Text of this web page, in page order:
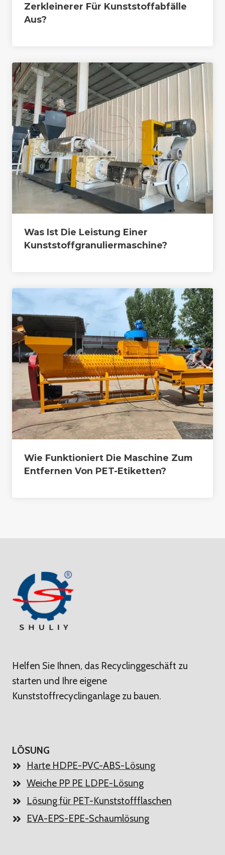
Zerkleinerer Für Kunststoffabfälle
Aus?
Was Ist Die Leistung Einer
Kunststoffgranuliermaschine?
Wie Funktioniert Die Maschine Zum
Entfernen Von PET-Etiketten?
Helfen Sie Ihnen, das Recyclinggeschäft zu
starten und Ihre eigene
Kunststoffrecyclinganlage zu bauen.
LÖSUNG
Harte HDPE-PVC-ABS-Lösung
Weiche PP PE LDPE-Lösung
Lösung für PET-Kunststoffflaschen
EVA-EPS-EPE-Schaumlösung